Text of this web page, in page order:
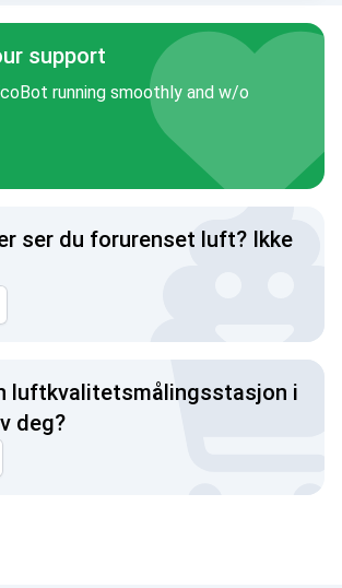
support
running smoothly and w/o
ser du forurenset luft? Ikke
luftkvalitetsmålingsstasjon i
deg?